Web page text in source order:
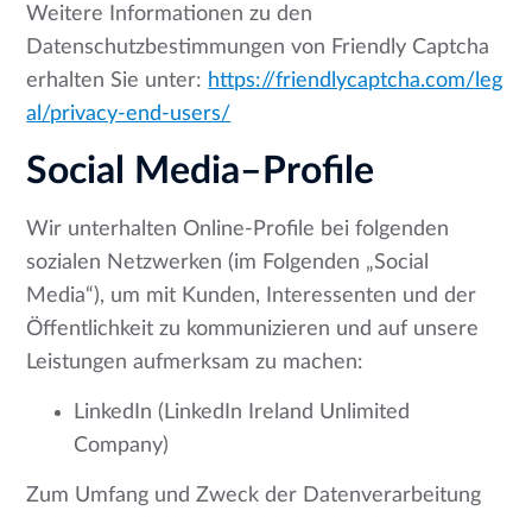
Weitere Informationen zu den
Datenschutzbestimmungen von Friendly Captcha
erhalten Sie unter: https://friendlycaptcha.com/leg
al/privacy-end-users/
Social Media–Profile
Wir unterhalten Online-Profile bei folgenden
sozialen Netzwerken (im Folgenden „Social
Media“), um mit Kunden, Interessenten und der
Öffentlichkeit zu kommunizieren und auf unsere
Leistungen aufmerksam zu machen:
LinkedIn (LinkedIn Ireland Unlimited
Company)
Zum Umfang und Zweck der Datenverarbeitung